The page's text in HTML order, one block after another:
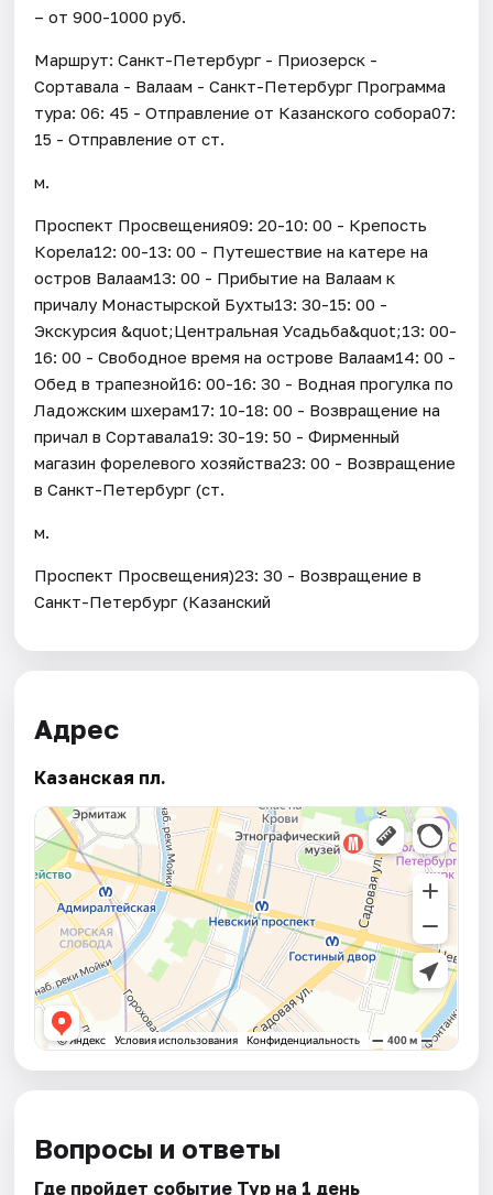
– от 900-1000 руб.
Маршрут: Санкт-Петербург - Приозерск -
Сортавала - Валаам - Санкт-Петербург Программа
тура: 06: 45 - Отправление от Казанского собора07:
15 - Отправление от ст.
м.
Проспект Просвещения09: 20-10: 00 - Крепость
Корела12: 00-13: 00 - Путешествие на катере на
остров Валаам13: 00 - Прибытие на Валаам к
причалу Монастырской Бухты13: 30-15: 00 -
Экскурсия &quot;Центральная Усадьба&quot;13: 00-
16: 00 - Свободное время на острове Валаам14: 00 -
Обед в трапезной16: 00-16: 30 - Водная прогулка по
Ладожским шхерам17: 10-18: 00 - Возвращение на
причал в Сортавала19: 30-19: 50 - Фирменный
магазин форелевого хозяйства23: 00 - Возвращение
в Санкт-Петербург (ст.
м.
Проспект Просвещения)23: 30 - Возвращение в
Санкт-Петербург (Казанский
Адрес
Казанская пл.
Вопросы и ответы
Где пройдет событие Тур на 1 день